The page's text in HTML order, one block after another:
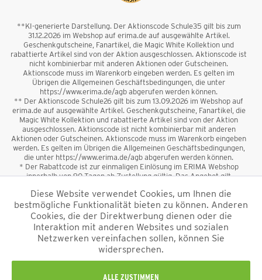
**KI-generierte Darstellung. Der Aktionscode Schule35 gilt bis zum
31.12.2026 im Webshop auf erima.de auf ausgewählte Artikel.
Geschenkgutscheine, Fanartikel, die Magic White Kollektion und
rabattierte Artikel sind von der Aktion ausgeschlossen. Aktionscode ist
nicht kombinierbar mit anderen Aktionen oder Gutscheinen.
Aktionscode muss im Warenkorb eingeben werden. Es gelten im
Übrigen die Allgemeinen Geschäftsbedingungen, die unter
https://www.erima.de/agb abgerufen werden können.
** Der Aktionscode Schule26 gilt bis zum 13.09.2026 im Webshop auf
erima.de auf ausgewählte Artikel. Geschenkgutscheine, Fanartikel, die
Magic White Kollektion und rabattierte Artikel sind von der Aktion
ausgeschlossen. Aktionscode ist nicht kombinierbar mit anderen
Aktionen oder Gutscheinen. Aktionscode muss im Warenkorb eingeben
werden. Es gelten im Übrigen die Allgemeinen Geschäftsbedingungen,
die unter https://www.erima.de/agb abgerufen werden können.
* Der Rabattcode ist zur einmaligen Einlösung im ERIMA Webshop
innerhalb von 90 Tagen ab Zustellung gültig. Das Angebot gilt
sowie Geschenkgutscheine sind vom Rabatt ausgeschlossen. Der
Rabattcode ist nicht mit anderen Aktionen oder Gutscheinen
kombinierbar. Der Mindestbestellwert beträgt 50 €
*Alle Preise verstehen sich inkl. Mehrwertsteuer und zzgl.
und ggf. Nachnahmegebühren, wenn nicht anders
beschrieben.
Diese Website verwendet Cookies, um Ihnen die
bestmögliche Funktionalität bieten zu können. Anderen
Cookies, die der Direktwerbung dienen oder die
Interaktion mit anderen Websites und sozialen
Netzwerken vereinfachen sollen, können Sie
widersprechen.